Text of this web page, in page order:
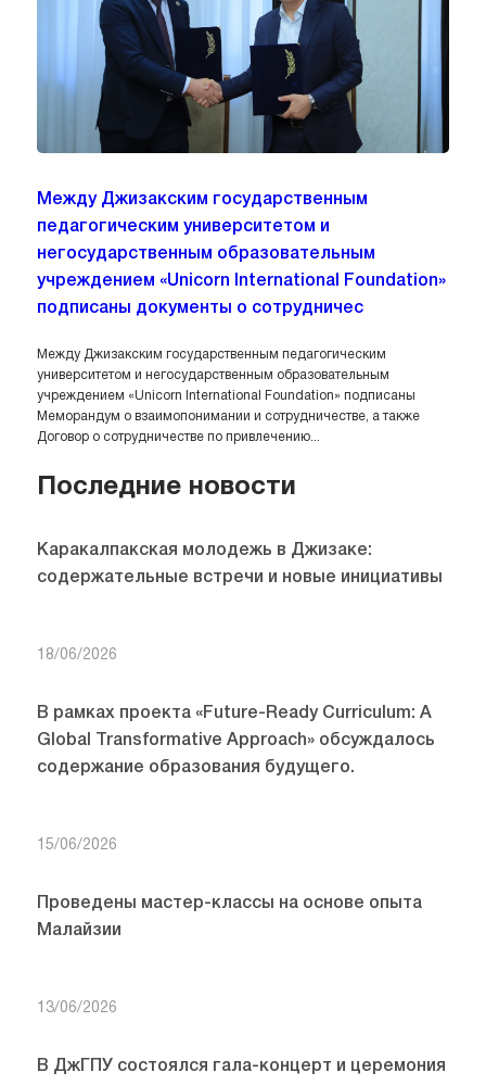
Между Джизакским государственным
педагогическим университетом и
негосударственным образовательным
учреждением «Unicorn International Foundation»
подписаны документы о сотрудничес
Между Джизакским государственным педагогическим
университетом и негосударственным образовательным
учреждением «Unicorn International Foundation» подписаны
Меморандум о взаимопонимании и сотрудничестве, а также
Договор о сотрудничестве по привлечению...
Последние новости
Каракалпакская молодежь в Джизаке:
содержательные встречи и новые инициативы
18/06/2026
В рамках проекта «Future-Ready Curriculum: A
Global Transformative Approach» обсуждалось
содержание образования будущего.
15/06/2026
Проведены мастер-классы на основе опыта
Малайзии
13/06/2026
В ДжГПУ состоялся гала-концерт и церемония